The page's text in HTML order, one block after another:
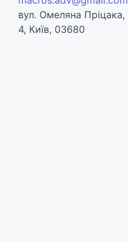
Плакати
Упаковка
Папки
Плакати
вул. Омеляна Пріцака,
4, Київ, 03680